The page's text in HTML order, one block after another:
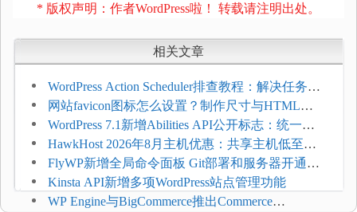
* 版权声明：作者WordPress啦！ 转载请注明出处。
相关文章
WordPress Action Scheduler排查教程：解决任务积
压和订单延迟
网站favicon图标怎么设置？制作尺寸与HTML添
加方法
WordPress 7.1新增Abilities API公开标志：统一支
持REST API、MCP与AI代理
HawkHost 2026年8月主机优惠：共享主机低至
$2.61/月，高性能主机同步折扣
FlyWP新增全局命令面板 Git部署和服务器开通更
方便
Kinsta API新增多项WordPress站点管理功能
WP Engine与BigCommerce推出Commerce